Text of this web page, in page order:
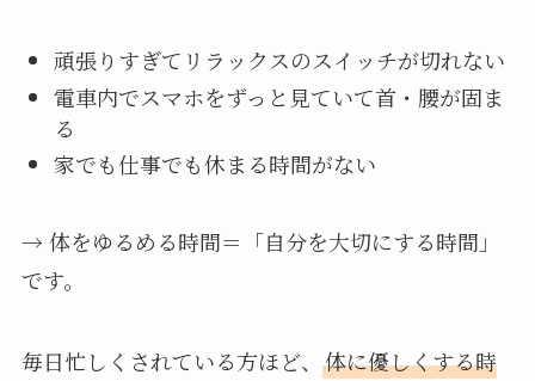
頑張りすぎてリラックスのスイッチが切れない
電車内でスマホをずっと見ていて首・腰が固ま
る
家でも仕事でも休まる時間がない
→ 体をゆるめる時間＝「自分を大切にする時間」
です。
毎日忙しくされている方ほど、 体に優しくする時